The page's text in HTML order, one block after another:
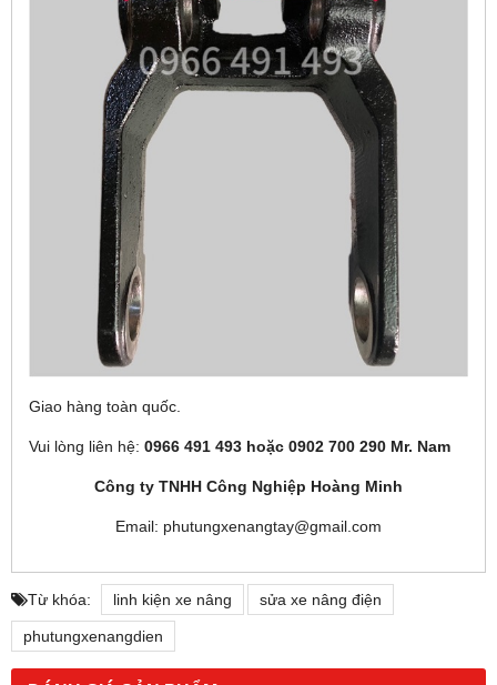
Giao hàng toàn quốc.
Vui lòng liên hệ: 0966 491 493 hoặc 0902 700 290 Mr. Nam
Công ty TNHH Công Nghiệp Hoàng Minh
Email: phutungxenangtay@gmail.com
Từ khóa: linh kiện xe nâng sửa xe nâng điện
phutungxenangdien